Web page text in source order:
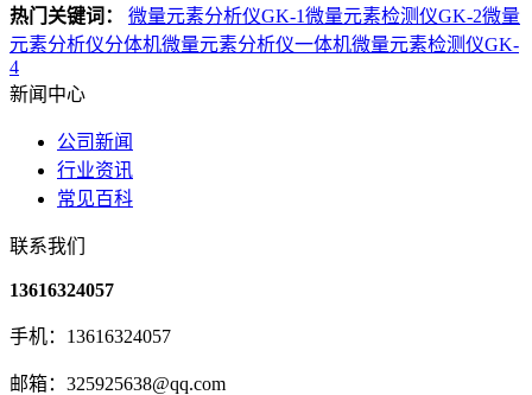
热门关键词： 微量元素分析仪GK-1微量元素检测仪GK-2微量
元素分析仪分体机微量元素分析仪一体机微量元素检测仪GK-
4
新闻中心
公司新闻
行业资讯
常见百科
联系我们
13616324057
手机：13616324057
邮箱：325925638@qq.com